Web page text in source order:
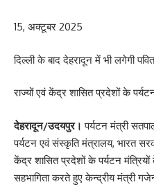
15, अक्टूबर 2025
दिल्ली के बाद देहरादून में भी लगेगी
राज्यों एवं केंद्र शासित प्रदेशों के
देहरादून/उदयपुर। पर्यटन मंत्री
पर्यटन एवं संस्कृति मंत्रालय, भारत
केंद्र शासित प्रदेशों के पर्यटन
सहभागिता करते हुए केन्द्रीय मंत्री